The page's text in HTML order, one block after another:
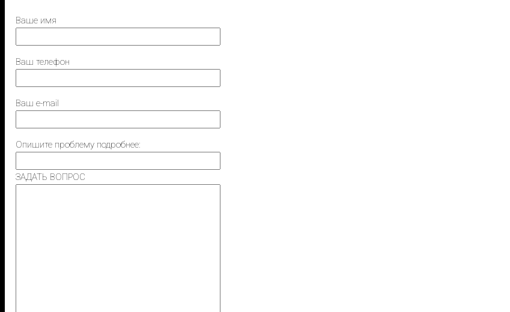
Ваше имя
Ваш телефон
Ваш e-mail
Опишите проблему подробнее:
ЗАДАТЬ ВОПРОС